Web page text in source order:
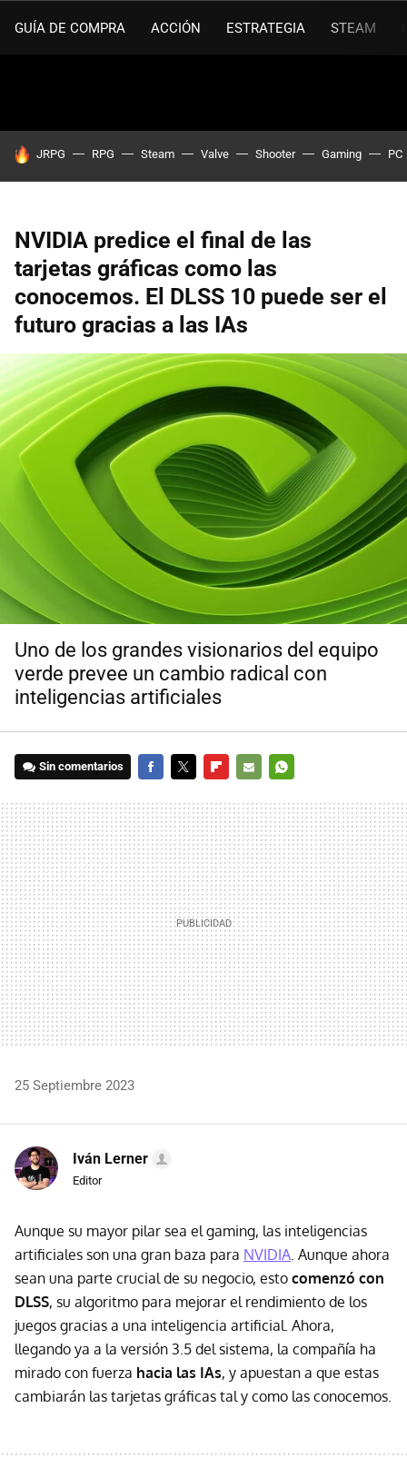
GUÍA DE COMPRA ACCIÓN ESTRATEGIA STEAM
HOY SE HABLA DE
JRPG RPG Steam Valve Shooter Gaming PC
NVIDIA predice el final de las
tarjetas gráficas como las
conocemos. El DLSS 10 puede ser el
futuro gracias a las IAs
Uno de los grandes visionarios del equipo
verde prevee un cambio radical con
inteligencias artificiales
Sin comentarios
MAIL
25 Septiembre 2023
Iván Lerner
Editor
Aunque su mayor pilar sea el gaming, las inteligencias
artificiales son una gran baza para NVIDIA. Aunque ahora
sean una parte crucial de su negocio, esto comenzó con
DLSS, su algoritmo para mejorar el rendimiento de los
juegos gracias a una inteligencia artificial. Ahora,
llegando ya a la versión 3.5 del sistema, la compañía ha
mirado con fuerza hacia las IAs, y apuestan a que estas
cambiarán las tarjetas gráficas tal y como las conocemos.